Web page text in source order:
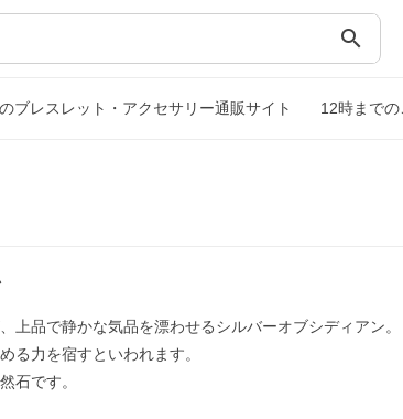
search
ブレスレット・アクセサリー通販サイト 12時まで
上品で静かな気品を漂わせるシルバーオブシディアン。
る力を宿すといわれます。
石です。